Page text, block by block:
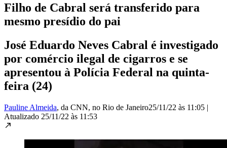
Filho de Cabral será transferido para
mesmo presídio do pai
José Eduardo Neves Cabral é investigado
por comércio ilegal de cigarros e se
apresentou à Polícia Federal na quinta-
feira (24)
Pauline Almeida, da CNN, no Rio de Janeiro25/11/22 às 11:05 |
Atualizado 25/11/22 às 11:53